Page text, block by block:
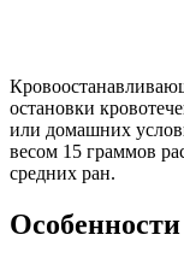
остановки
или домашних
весом 15 граммов
средних ран.